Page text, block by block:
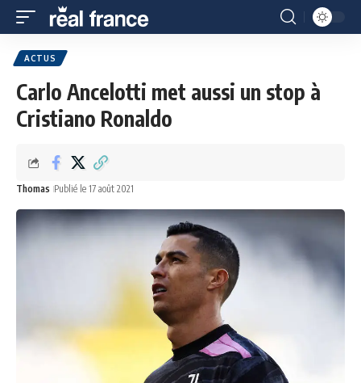
ACTUS
Carlo Ancelotti met aussi un stop à
Cristiano Ronaldo
Thomas Publié le 17 août 2021